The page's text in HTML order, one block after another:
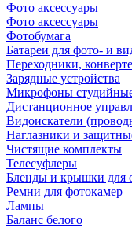
Фото аксессуары
Фото аксессуары
Фотобумага
Батареи для фото- и
Переходники,
Зарядные устройства
Микрофоны
Дистанционное
Видоискатели
Наглазники и
Чистящие комплекты
Телесуфлеры
Бленды и крышки для
Ремни для фотокамер
Лампы
Баланс белого